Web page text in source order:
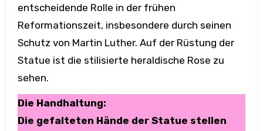
entscheidende Rolle in der frühen
Reformationszeit, insbesondere durch seinen
Schutz von Martin Luther. Auf der Rüstung der
Statue ist die stilisierte heraldische Rose zu
sehen.
Die Handhaltung:
Die gefalteten Hände der Statue stellen